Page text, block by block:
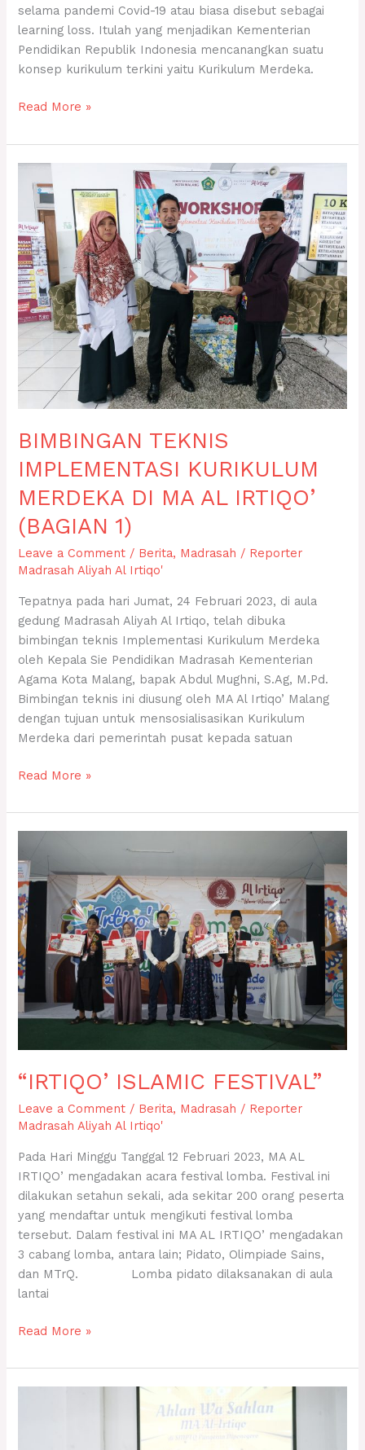
selama pandemi Covid-19 atau biasa disebut sebagai
learning loss. Itulah yang menjadikan Kementerian
Pendidikan Republik Indonesia mencanangkan suatu
konsep kurikulum terkini yaitu Kurikulum Merdeka.
Read More »
BIMBINGAN TEKNIS
IMPLEMENTASI KURIKULUM
MERDEKA DI MA AL IRTIQO’
(BAGIAN 1)
Leave a Comment / Berita, Madrasah / Reporter
Madrasah Aliyah Al Irtiqo'
Tepatnya pada hari Jumat, 24 Februari 2023, di aula
gedung Madrasah Aliyah Al Irtiqo, telah dibuka
bimbingan teknis Implementasi Kurikulum Merdeka
oleh Kepala Sie Pendidikan Madrasah Kementerian
Agama Kota Malang, bapak Abdul Mughni, S.Ag, M.Pd.
Bimbingan teknis ini diusung oleh MA Al Irtiqo’ Malang
dengan tujuan untuk mensosialisasikan Kurikulum
Merdeka dari pemerintah pusat kepada satuan
TEKNIS
IMPLEMENTASI
KURIKULUM
MERDEKA
DI
MA
AL
IRTIQO’
(BAGIAN
1)
Read More »
“IRTIQO’ ISLAMIC FESTIVAL”
Leave a Comment / Berita, Madrasah / Reporter
Madrasah Aliyah Al Irtiqo'
Pada Hari Minggu Tanggal 12 Februari 2023, MA AL
IRTIQO’ mengadakan acara festival lomba. Festival ini
dilakukan setahun sekali, ada sekitar 200 orang peserta
yang mendaftar untuk mengikuti festival lomba
tersebut. Dalam festival ini MA AL IRTIQO’ mengadakan
3 cabang lomba, antara lain; Pidato, Olimpiade Sains,
dan MTrQ. Lomba pidato dilaksanakan di aula
lantai
ISLAMIC
FESTIVAL”
Read More »